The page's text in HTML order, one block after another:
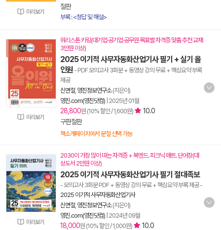
미리보기
절판
부록 : <정답 및 해설>
미리보기
워리스톤 키링(대기업·공기업·공무원 목표별 자격증 맞춤 추천 교재
3만원 이상)
2025 이기적 사무자동화산업기사 필기 + 실기 올
인원 - PDF 모의고사 3회분 + 동영상 강의 무료 + 핵심요약 부록
제공
신면철 영진정보연구소(지은이)
영진.com(영진닷컴) 2025년 01월
28,800원 (10% 할인 / 1,600원)
10.0
구판절판
책소개페이지에서 분철 선택 가능
미리보기
2030이 가장 많이 따는 자격증 + 북엔드. 피크닉 매트. 단어장(대
상도서 2만원 이상)
2025 이기적 사무자동화산업기사 필기 절대족보
- 모의고사 3회분 PDF + 동영상 강의 무료 + 핵심요약 부록 제공-
2025 이기적 사무자동화산업기사
신면철 영진정보연구소(지은이)
영진.com(영진닷컴) 2024년 09월
18,000원 (10% 할인 / 1,000원)
10.0